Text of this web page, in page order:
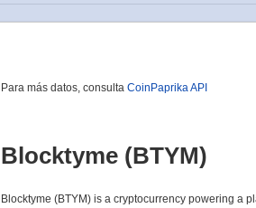
Para más datos, consulta CoinPaprika API
Blocktyme (BTYM)
Blocktyme (BTYM) is a cryptocurrency powering a